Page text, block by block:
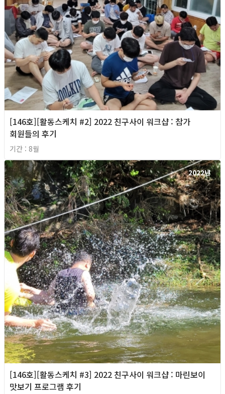
[146호][활동스케치 #2] 2022 친구사이 워크샵 : 참가
회원들의 후기
기간 : 8월
2022년
[146호][활동스케치 #3] 2022 친구사이 워크샵 : 마린보이
맛보기 프로그램 후기